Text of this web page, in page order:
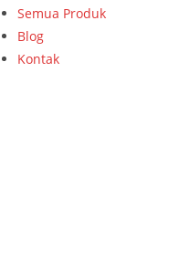
Semua Produk
Blog
Kontak